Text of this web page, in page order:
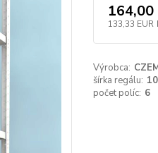
164,00
133,33 EUR
Výrobca:
šírka regálu:
počet políc: 6